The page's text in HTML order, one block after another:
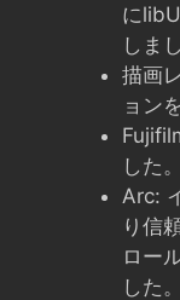
に
しま
描画
ョン
した。
Arc:
り信
ロー
した。